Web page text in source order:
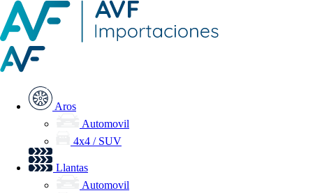
Aros
Automovil
4x4 / SUV
Llantas
Automovil